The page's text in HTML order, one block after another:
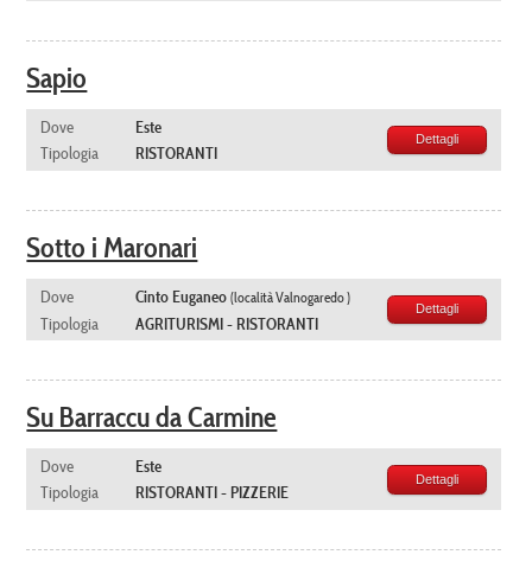
Sapio
Dove
Este
Tipologia
RISTORANTI
Dettagli
Sotto i Maronari
Dove Cinto Euganeo(località Valnogaredo )
Tipologia AGRITURISMI - RISTORANTI
Dettagli
Su Barraccu da Carmine
Dove
Este
Tipologia
RISTORANTI - PIZZERIE
Dettagli